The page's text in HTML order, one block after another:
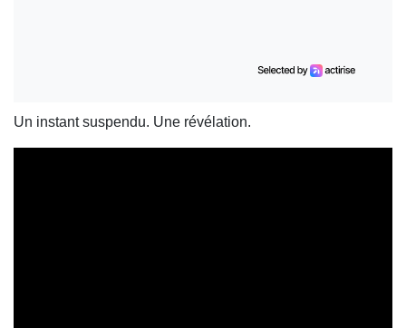
Un instant suspendu. Une révélation.